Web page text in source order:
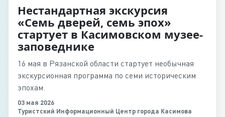
Нестандартная экскурсия
«Семь дверей, семь эпох»
стартует в Касимовском музее-
заповеднике
16 мая в Рязанской области стартует необычная
экскурсионная программа по семи историческим
эпохам.
03 мая 2026
Туристский Информационный Центр города Касимова